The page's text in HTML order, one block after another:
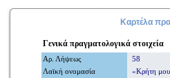
Καρτέλα
Γενικά πραγματολογικά στοιχεία
Αρ. Λήψεως
58
Λαϊκή ονομασία
«Κρήτη